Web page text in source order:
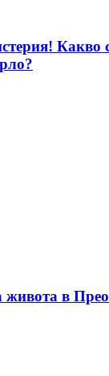
Какво
живота в